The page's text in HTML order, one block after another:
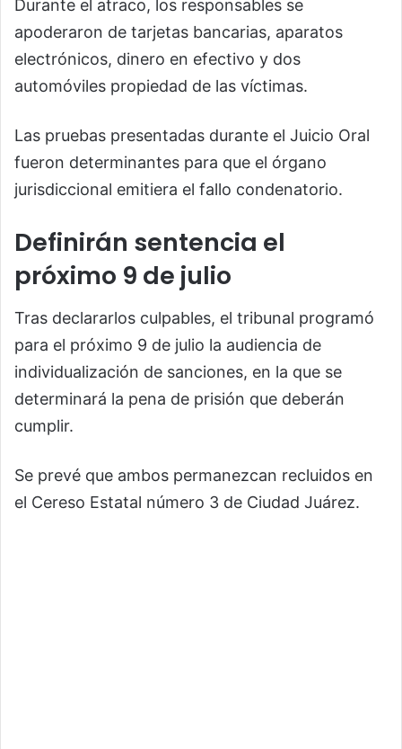
Durante el atraco, los responsables se
apoderaron de tarjetas bancarias, aparatos
electrónicos, dinero en efectivo y dos
automóviles propiedad de las víctimas.
Las pruebas presentadas durante el Juicio Oral
fueron determinantes para que el órgano
jurisdiccional emitiera el fallo condenatorio.
Definirán sentencia el
próximo 9 de julio
Tras declararlos culpables, el tribunal programó
para el próximo 9 de julio la audiencia de
individualización de sanciones, en la que se
determinará la pena de prisión que deberán
cumplir.
Se prevé que ambos permanezcan recluidos en
el Cereso Estatal número 3 de Ciudad Juárez.